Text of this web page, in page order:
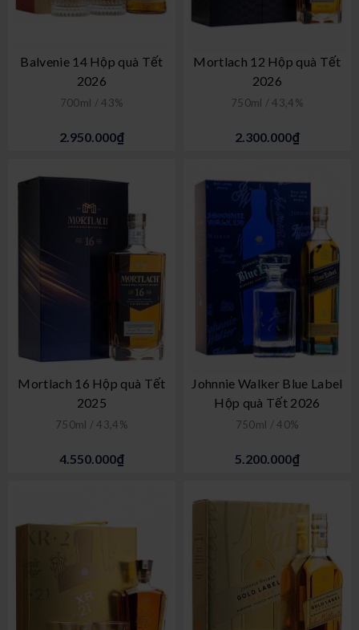
Balvenie 14 Hộp quà Tết
2026
700ml / 43%
2.950.000₫
Mortlach 12 Hộp quà Tết
2026
750ml / 43,4%
2.300.000₫
Mortlach 16 Hộp quà Tết
2025
750ml / 43,4%
4.550.000₫
Johnnie Walker Blue Label
Hộp quà Tết 2026
750ml / 40%
5.200.000₫